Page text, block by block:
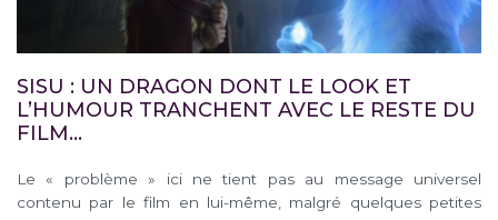
SISU : UN DRAGON DONT LE LOOK ET
L’HUMOUR TRANCHENT AVEC LE RESTE DU
FILM…
Le « problème » ici ne tient pas au message universel
contenu par le film en lui-même, malgré quelques petites